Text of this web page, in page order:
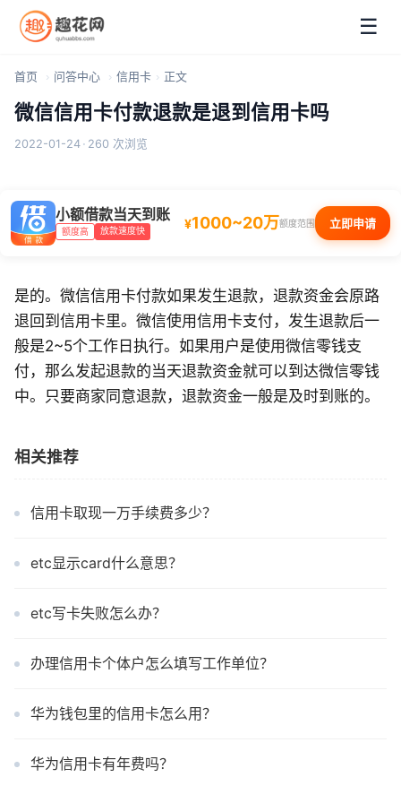
☰
首页 问答中心 信用卡 正文
微信信用卡付款退款是退到信用卡吗
2022-01-24 · 260 次浏览
小额借款当天到账
额度高 放款速度快 ¥1000~20万额度范围 立即申请
是的。微信信用卡付款如果发生退款，退款资金会原路
退回到信用卡里。微信使用信用卡支付，发生退款后一
般是2~5个工作日执行。如果用户是使用微信零钱支
付，那么发起退款的当天退款资金就可以到达微信零钱
中。只要商家同意退款，退款资金一般是及时到账的。
相关推荐
信用卡取现一万手续费多少？
etc显示card什么意思？
etc写卡失败怎么办？
办理信用卡个体户怎么填写工作单位？
华为钱包里的信用卡怎么用？
华为信用卡有年费吗？